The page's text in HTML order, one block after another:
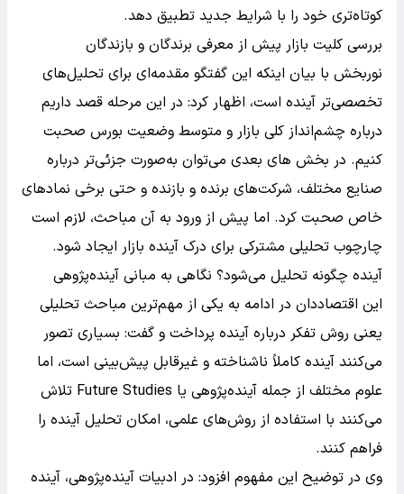
کوتاه‌تری خود را با شرایط جدید تطبیق دهد.
بررسی کلیت بازار پیش از معرفی برندگان و بازندگان
نوربخش با بیان اینکه این گفتگو مقدمه‌ای برای تحلیل‌های
تخصصی‌تر آینده است، اظهار کرد: در این مرحله قصد داریم
درباره چشم‌انداز کلی بازار و متوسط وضعیت بورس صحبت
کنیم. در بخش های بعدی می‌توان به‌صورت جزئی‌تر درباره
صنایع مختلف، شرکت‌های برنده و بازنده و حتی برخی نمادهای
خاص صحبت کرد. اما پیش از ورود به آن مباحث، لازم است
چارچوب تحلیلی مشترکی برای درک آینده بازار ایجاد شود.
آینده چگونه تحلیل می‌شود؟ نگاهی به مبانی آینده‌پژوهی
این اقتصاددان در ادامه به یکی از مهم‌ترین مباحث تحلیلی
یعنی روش تفکر درباره آینده پرداخت و گفت: بسیاری تصور
می‌کنند آینده کاملاً ناشناخته و غیرقابل پیش‌بینی است، اما
علوم مختلف از جمله آینده‌پژوهی یا Future Studies تلاش
می‌کنند با استفاده از روش‌های علمی، امکان تحلیل آینده را
فراهم کنند.
وی در توضیح این مفهوم افزود: در ادبیات آینده‌پژوهی، آینده